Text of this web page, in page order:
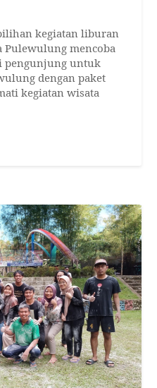
kegiatan liburan
Pulewulung mencoba
pengunjung untuk
dengan paket
kegiatan wisata